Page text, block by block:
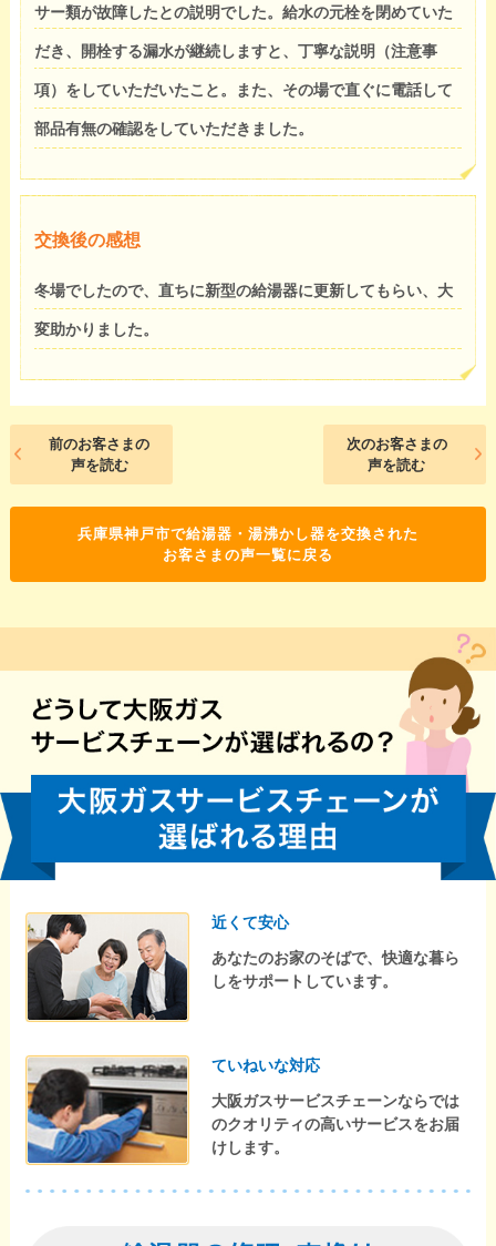
サー類が故障したとの説明でした。給水の元栓を閉めていた
だき、開栓する漏水が継続しますと、丁寧な説明（注意事
項）をしていただいたこと。また、その場で直ぐに電話して
部品有無の確認をしていただきました。
交換後の感想
冬場でしたので、直ちに新型の給湯器に更新してもらい、大
変助かりました。
前のお客さまの
声を読む
次のお客さまの
声を読む
兵庫県神戸市で給湯器・湯沸かし器を交換された
お客さまの声一覧に戻る
近くて安心
あなたのお家のそばで、快適な暮ら
しをサポートしています。
ていねいな対応
大阪ガスサービスチェーンならでは
のクオリティの高いサービスをお届
けします。